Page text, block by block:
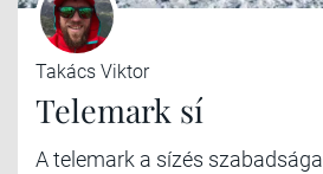
Takács Viktor
Telemark sí
A telemark a sízés szabadsága